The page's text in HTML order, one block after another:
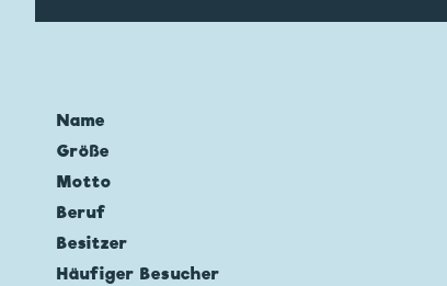
Name
Größe
Motto
Beruf
Besitzer
Häufiger Besucher